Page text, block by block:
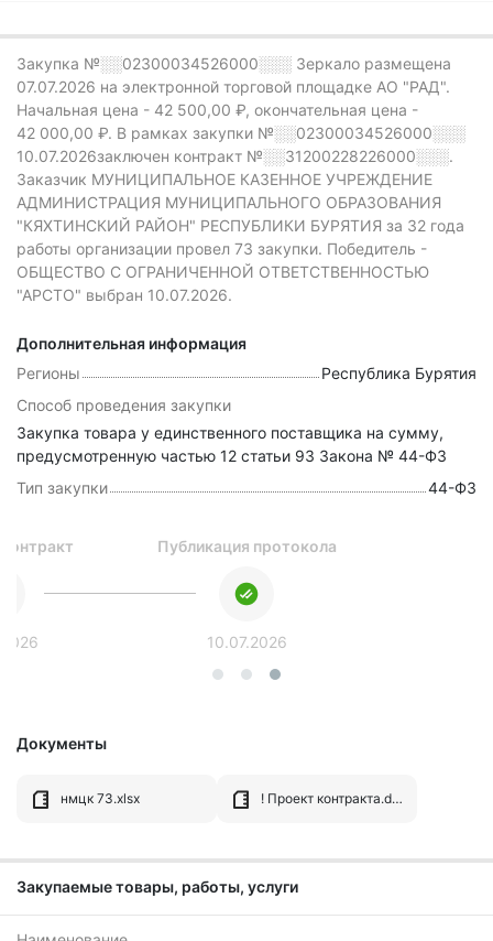
Закупка №░░02300034526000░░░ Зеркало размещена
07.07.2026 на электронной торговой площадке АО "РАД".
Начальная цена - 42 500,00 ₽, окончательная цена -
42 000,00 ₽. В рамках закупки №░░02300034526000░░░
10.07.2026заключен контракт №░░31200228226000░░░.
Заказчик МУНИЦИПАЛЬНОЕ КАЗЕННОЕ УЧРЕЖДЕНИЕ
АДМИНИСТРАЦИЯ МУНИЦИПАЛЬНОГО ОБРАЗОВАНИЯ
"КЯХТИНСКИЙ РАЙОН" РЕСПУБЛИКИ БУРЯТИЯ за 32 года
работы организации провел 73 закупки. Победитель -
ОБЩЕСТВО С ОГРАНИЧЕННОЙ ОТВЕТСТВЕННОСТЬЮ
"АРСТО" выбран 10.07.2026.
Дополнительная информация
Регионы
Республика Бурятия
Способ проведения закупки
Закупка товара у единственного поставщика на сумму,
предусмотренную частью 12 статьи 93 Закона № 44-ФЗ
Тип закупки
44-ФЗ
Публикация протокола
10.07.2026
Документы
нмцк 73.xlsx ! Проект контракта.docx
Закупаемые товары, работы, услуги